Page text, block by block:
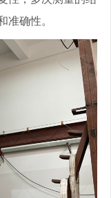
准确性。